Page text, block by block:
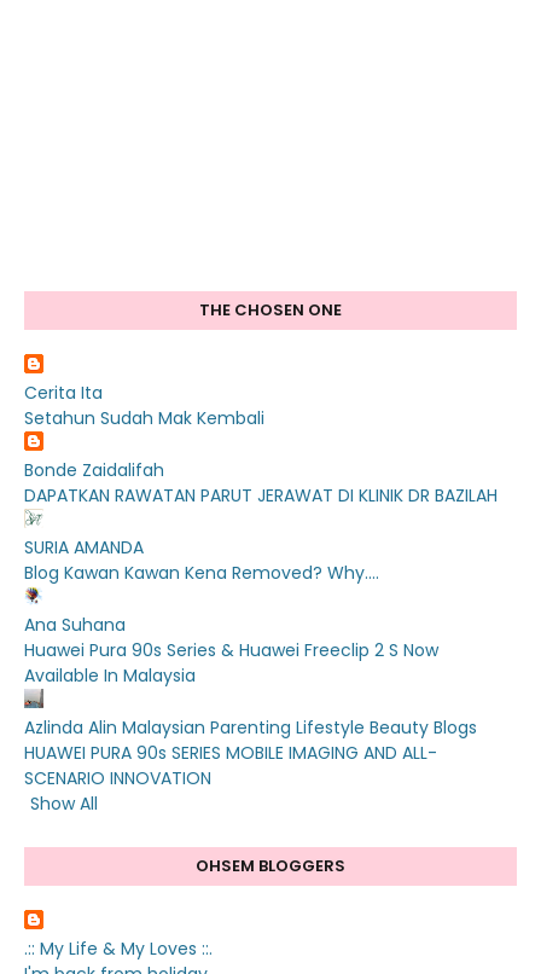
THE CHOSEN ONE
Cerita Ita
Setahun Sudah Mak Kembali
Bonde Zaidalifah
DAPATKAN RAWATAN PARUT JERAWAT DI KLINIK DR BAZILAH
SURIA AMANDA
Blog Kawan Kawan Kena Removed? Why....
Ana Suhana
Huawei Pura 90s Series & Huawei Freeclip 2 S Now
Available In Malaysia
Azlinda Alin Malaysian Parenting Lifestyle Beauty Blogs
HUAWEI PURA 90s SERIES MOBILE IMAGING AND ALL-
SCENARIO INNOVATION
Show All
OHSEM BLOGGERS
.:: My Life & My Loves ::.